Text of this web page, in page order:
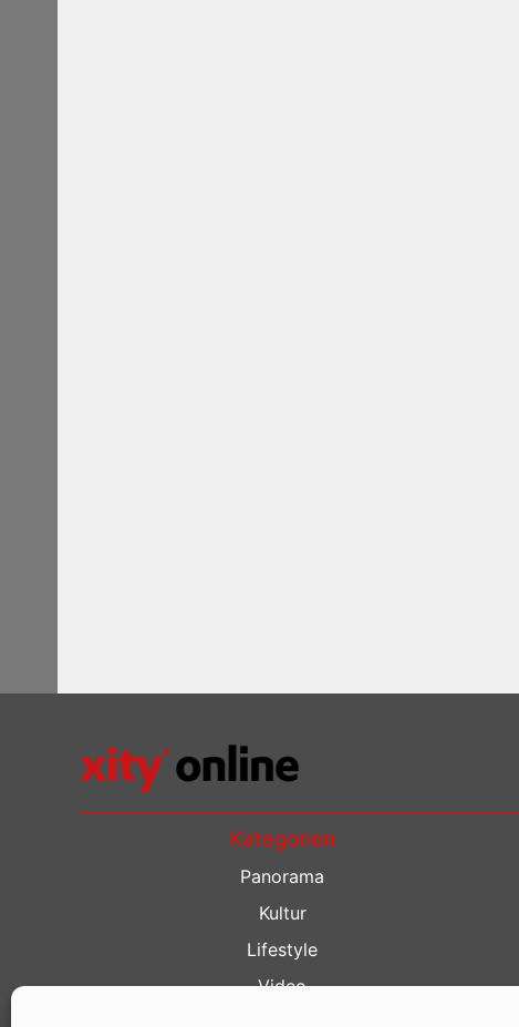
Kategorien
Panorama
Kultur
Lifestyle
Video